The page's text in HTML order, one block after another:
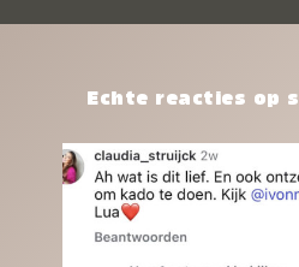
het waard.Echte reacties op